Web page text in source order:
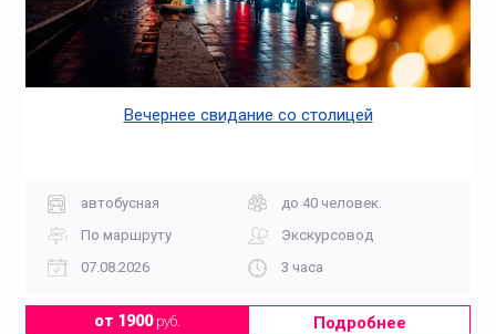
Вечернее свидание со столицей
автобусная
до 40 человек.
По маршруту
Экскурсовод
07.08.2026
3 часа
от 1900руб. Подробнее